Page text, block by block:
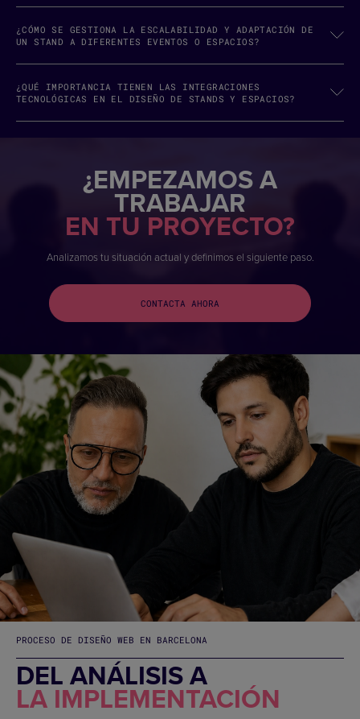
¿CÓMO SE GESTIONA LA ESCALABILIDAD Y ADAPTACIÓN DE
UN STAND A DIFERENTES EVENTOS O ESPACIOS?
¿QUÉ IMPORTANCIA TIENEN LAS INTEGRACIONES
TECNOLÓGICAS EN EL DISEÑO DE STANDS Y ESPACIOS?
¿EMPEZAMOS A
TRABAJAR
EN TU PROYECTO?
Analizamos tu situación actual y definimos el siguiente paso.
CONTACTA AHORA
PROCESO DE DISEÑO WEB EN BARCELONA
DEL ANÁLISIS A
LA IMPLEMENTACIÓN